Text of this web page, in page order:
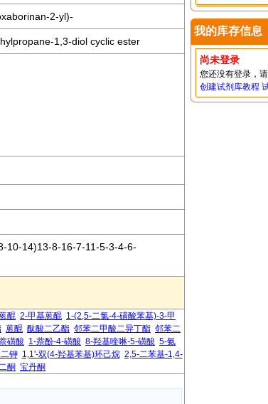
2-yl)-
1,3-diol cyclic ester
10-14)13-8-16-7-11-5-3-4-6-
醌 2-甲基蒽醌 1-(2,5-二氯-4-磺酸苯基)-3-甲
蒽醌 酞酸二乙酯 邻苯二甲酸二异丁酯 邻苯二
磺酸 1-萘酚-4-磺酸 8-羟基喹啉-5-磺酸 5-氨
钾 1,1'-双(4-羟基苯基)环己烷 2,5-二苯基-1,4-
酮 宝丹酮
我的库存信息
尚未登录
您还没有登录，
创建试剂库教程